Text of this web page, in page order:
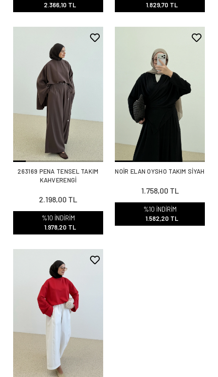
2.366,10 TL
1.829,70 TL
263169 PENA TENSEL TAKIM
KAHVERENGİ
2.198,00 TL
%10 İNDİRİM
1.978,20 TL
NOİR ELAN OYSHO TAKIM SİYAH
1.758,00 TL
%10 İNDİRİM
1.582,20 TL